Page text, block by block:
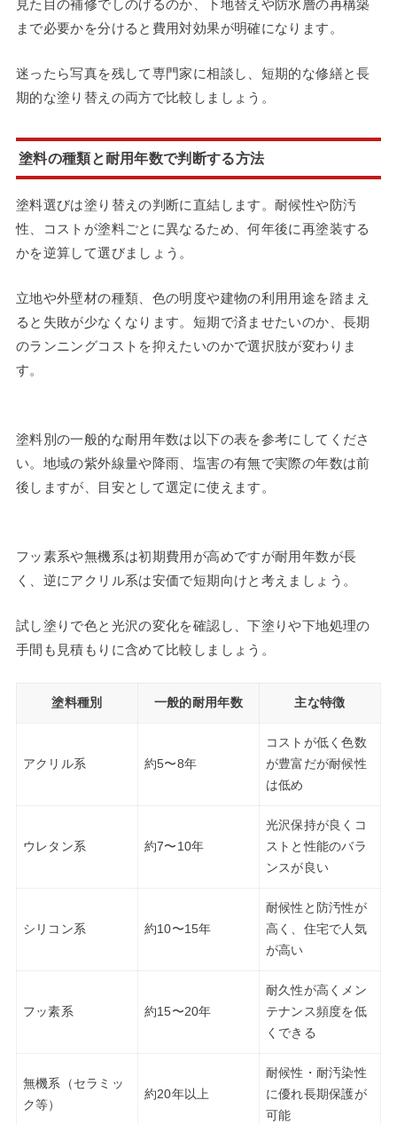
見た目の補修でしのげるのか、下地替えや防水層の再構築
まで必要かを分けると費用対効果が明確になります。
迷ったら写真を残して専門家に相談し、短期的な修繕と長
期的な塗り替えの両方で比較しましょう。
塗料の種類と耐用年数で判断する方法
塗料選びは塗り替えの判断に直結します。耐候性や防汚
性、コストが塗料ごとに異なるため、何年後に再塗装する
かを逆算して選びましょう。
立地や外壁材の種類、色の明度や建物の利用用途を踏まえ
ると失敗が少なくなります。短期で済ませたいのか、長期
のランニングコストを抑えたいのかで選択肢が変わりま
す。
塗料別の一般的な耐用年数は以下の表を参考にしてくださ
い。地域の紫外線量や降雨、塩害の有無で実際の年数は前
後しますが、目安として選定に使えます。
フッ素系や無機系は初期費用が高めですが耐用年数が長
く、逆にアクリル系は安価で短期向けと考えましょう。
試し塗りで色と光沢の変化を確認し、下塗りや下地処理の
手間も見積もりに含めて比較しましょう。
塗料種別 一般的耐用年数 主な特徴
アクリル系 約5〜8年
コストが低く色数
が豊富だが耐候性
は低め
ウレタン系 約7〜10年
光沢保持が良くコ
ストと性能のバラ
ンスが良い
シリコン系 約10〜15年
耐候性と防汚性が
高く、住宅で人気
が高い
フッ素系 約15〜20年
耐久性が高くメン
テナンス頻度を低
くできる
無機系（セラミッ
ク等）
約20年以上
耐候性・耐汚染性
に優れ長期保護が
可能